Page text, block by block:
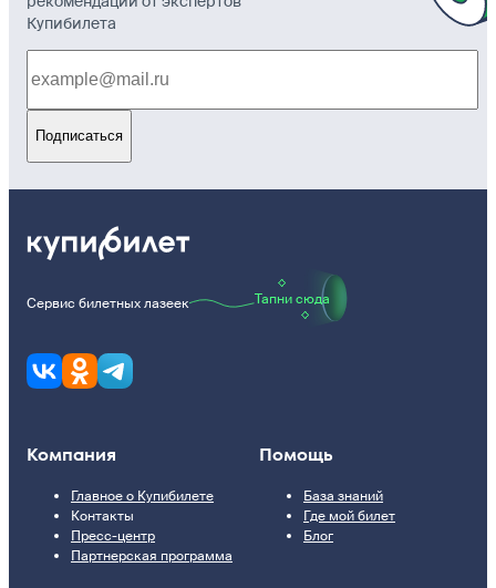
Купибилета
Подписаться
Сервис билетных лазеек Тапни сюда
Компания
Главное о Купибилете
Контакты
Пресс-центр
Партнерская программа
Помощь
База знаний
Где мой билет
Блог